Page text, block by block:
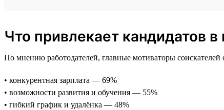
Что привлекает кандидатов
По мнению работодателей, главные мотиваторы
• конкурентная зарплата — 69%
• возможности развития и обучения — 55%
• гибкий график и удалёнка — 48%